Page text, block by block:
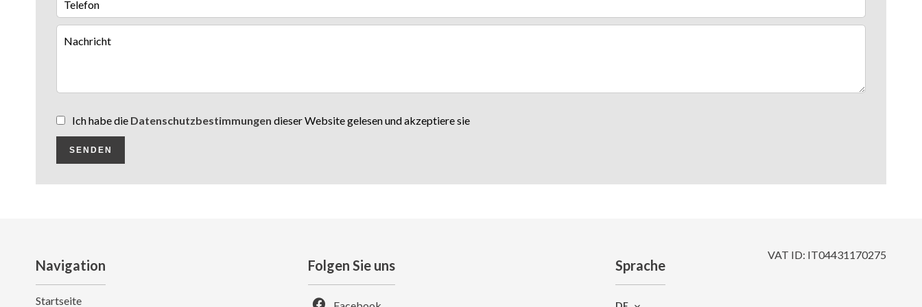
Ich habe die Datenschutzbestimmungen dieser Website gelesen und akzeptiere sie
SENDEN
Navigation
Startseite
Folgen Sie uns Sprache
VAT ID: IT04431170275